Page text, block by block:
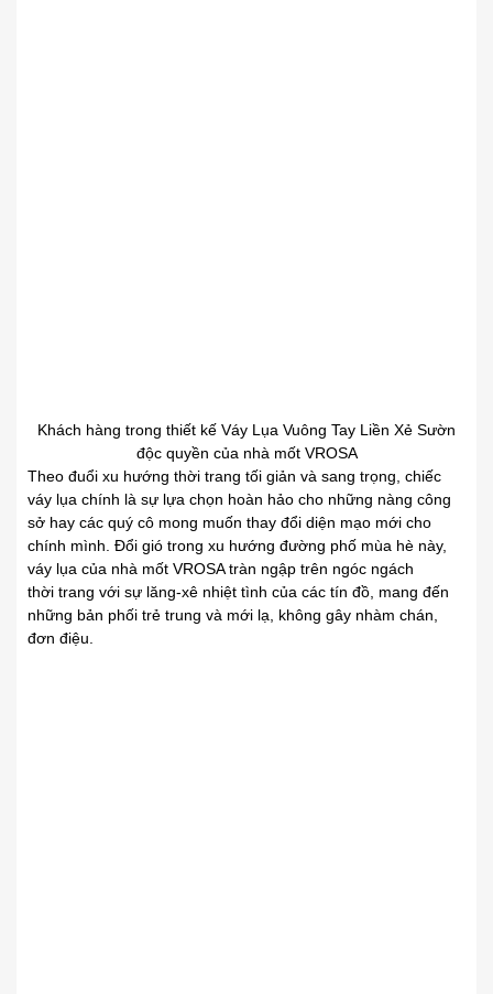
Khách hàng trong thiết kế Váy Lụa Vuông Tay Liền Xẻ Sườn
độc quyền của nhà mốt VROSA
Theo đuổi xu hướng thời trang tối giản và sang trọng, chiếc
váy lụa chính là sự lựa chọn hoàn hảo cho những nàng công
sở hay các quý cô mong muốn thay đổi diện mạo mới cho
chính mình. Đổi gió trong xu hướng đường phố mùa hè này,
váy lụa của nhà mốt VROSA tràn ngập trên ngóc ngách
thời trang với sự lăng-xê nhiệt tình của các tín đồ, mang đến
những bản phối trẻ trung và mới lạ, không gây nhàm chán,
đơn điệu.